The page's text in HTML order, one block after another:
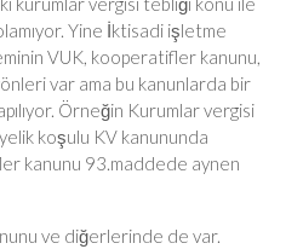
Yine İktisadi işletme
VUK, kooperatifler kanunu,
var ama bu kanunlarda bir
Örneğin Kurumlar vergisi
koşulu KV kanununda
kanunu 93.maddede aynen
ve diğerlerinde de var.